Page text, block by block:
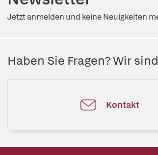
Jetzt anmelden und keine Neuigkeiten
Haben Sie Fragen? Wir
Kontakt